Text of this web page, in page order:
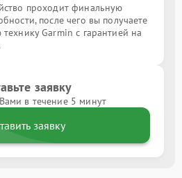
проходит финальную
после чего вы получаете
Garmin с гарантией на
заявку
в течение 5 минут
заявку